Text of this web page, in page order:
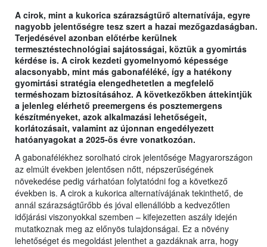
A cirok, mint a kukorica szárazságtűrő alternatívája, egyre
nagyobb jelentőségre tesz szert a hazai mezőgazdaságban.
Terjedésével azonban előtérbe kerülnek
termesztéstechnológiai sajátosságai, köztük a gyomirtás
kérdése is. A cirok kezdeti gyomelnyomó képessége
alacsonyabb, mint más gabonaféléké, így a hatékony
gyomirtási stratégia elengedhetetlen a megfelelő
terméshozam biztosításához. A következőkben áttekintjük
a jelenleg elérhető preemergens és posztemergens
készítményeket, azok alkalmazási lehetőségeit,
korlátozásait, valamint az újonnan engedélyezett
hatóanyagokat a 2025-ös évre vonatkozóan.
A gabonafélékhez sorolható cirok jelentősége Magyarországon
az elmúlt években jelentősen nőtt, népszerűségének
növekedése pedig várhatóan folytatódni fog a következő
években is. A cirok a kukorica alternatívájának tekinthető, de
annál szárazságtűrőbb és jóval ellenállóbb a kedvezőtlen
időjárási viszonyokkal szemben – kifejezetten aszály idején
mutatkoznak meg az előnyös tulajdonságai. Ez a növény
lehetőséget és megoldást jelenthet a gazdáknak arra, hogy